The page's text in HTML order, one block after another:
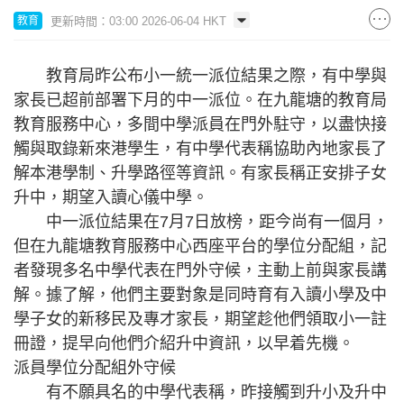
教育 更新時間：03:00 2026-06-04 HKT
教育局昨公布小一統一派位結果之際，有中學與
家長已超前部署下月的中一派位。在九龍塘的教育局
教育服務中心，多間中學派員在門外駐守，以盡快接
觸與取錄新來港學生，有中學代表稱協助內地家長了
解本港學制、升學路徑等資訊。有家長稱正安排子女
升中，期望入讀心儀中學。
中一派位結果在7月7日放榜，距今尚有一個月，
但在九龍塘教育服務中心西座平台的學位分配組，記
者發現多名中學代表在門外守候，主動上前與家長講
解。據了解，他們主要對象是同時育有入讀小學及中
學子女的新移民及專才家長，期望趁他們領取小一註
冊證，提早向他們介紹升中資訊，以早着先機。
派員學位分配組外守候
有不願具名的中學代表稱，昨接觸到升小及升中